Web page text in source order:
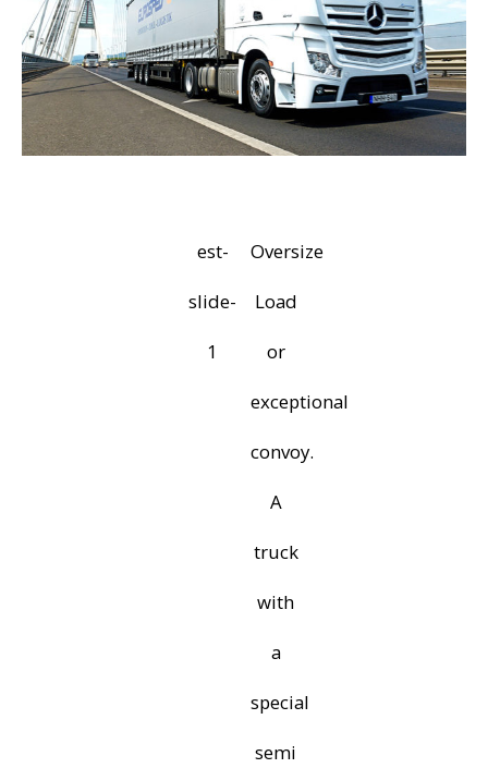
est-
slide-
1
Oversize
Load
or
exceptional
convoy.
A
truck
with
a
special
semi